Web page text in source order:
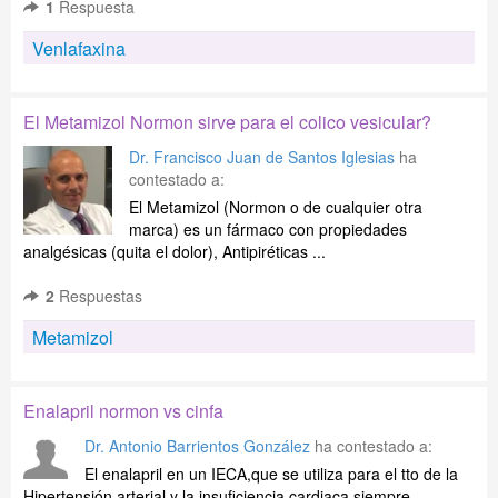
1 Respuesta
Venlafaxina
El Metamizol Normon sirve para el colico vesicular?
Dr. Francisco Juan de Santos Iglesias ha
contestado a:
El Metamizol (Normon o de cualquier otra
marca) es un fármaco con propiedades
analgésicas (quita el dolor), Antipiréticas ...
2 Respuestas
Metamizol
Enalapril normon vs cinfa
Dr. Antonio Barrientos González ha contestado a:
El enalapril en un IECA,que se utiliza para el tto de la